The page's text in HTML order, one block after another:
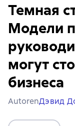
Темная
Модели
могут
бизнеса
AutorenДэвид